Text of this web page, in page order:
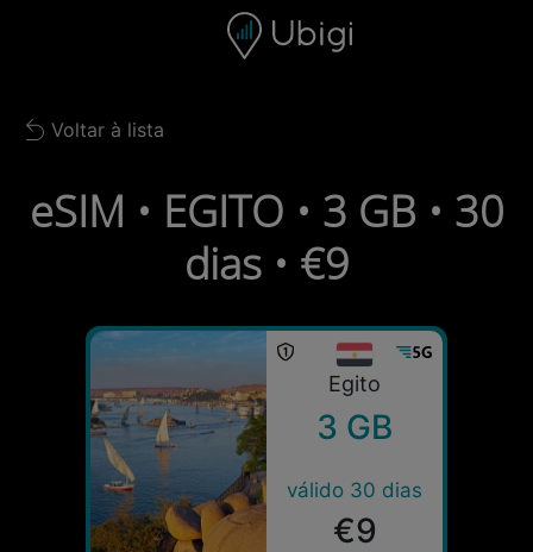
Barra de navegação
Back to list
Voltar à lista
eSIM • EGITO • 3 GB • 30
dias • €9
Egito
3 GB
válido 30 dias
€9